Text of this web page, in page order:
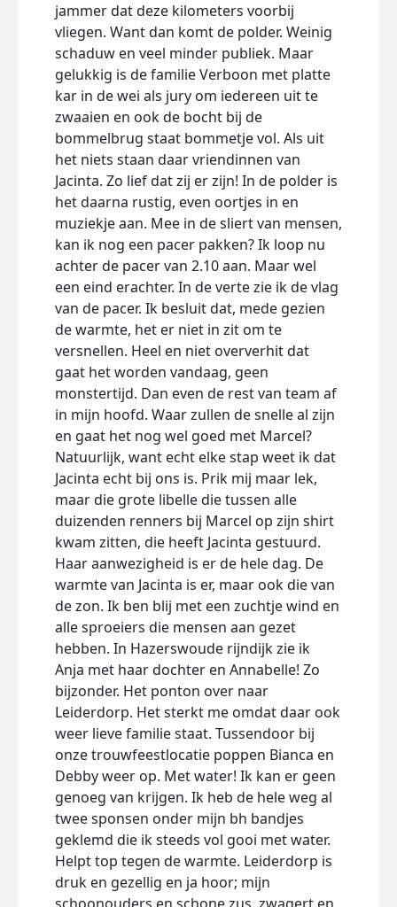
jammer dat deze kilometers voorbij
vliegen. Want dan komt de polder. Weinig
schaduw en veel minder publiek. Maar
gelukkig is de familie Verboon met platte
kar in de wei als jury om iedereen uit te
zwaaien en ook de bocht bij de
bommelbrug staat bommetje vol. Als uit
het niets staan daar vriendinnen van
Jacinta. Zo lief dat zij er zijn! In de polder is
het daarna rustig, even oortjes in en
muziekje aan. Mee in de sliert van mensen,
kan ik nog een pacer pakken? Ik loop nu
achter de pacer van 2.10 aan. Maar wel
een eind erachter. In de verte zie ik de vlag
van de pacer. Ik besluit dat, mede gezien
de warmte, het er niet in zit om te
versnellen. Heel en niet oververhit dat
gaat het worden vandaag, geen
monstertijd. Dan even de rest van team af
in mijn hoofd. Waar zullen de snelle al zijn
en gaat het nog wel goed met Marcel?
Natuurlijk, want echt elke stap weet ik dat
Jacinta echt bij ons is. Prik mij maar lek,
maar die grote libelle die tussen alle
duizenden renners bij Marcel op zijn shirt
kwam zitten, die heeft Jacinta gestuurd.
Haar aanwezigheid is er de hele dag. De
warmte van Jacinta is er, maar ook die van
de zon. Ik ben blij met een zuchtje wind en
alle sproeiers die mensen aan gezet
hebben. In Hazerswoude rijndijk zie ik
Anja met haar dochter en Annabelle! Zo
bijzonder. Het ponton over naar
Leiderdorp. Het sterkt me omdat daar ook
weer lieve familie staat. Tussendoor bij
onze trouwfeestlocatie poppen Bianca en
Debby weer op. Met water! Ik kan er geen
genoeg van krijgen. Ik heb de hele weg al
twee sponsen onder mijn bh bandjes
geklemd die ik steeds vol gooi met water.
Helpt top tegen de warmte. Leiderdorp is
druk en gezellig en ja hoor; mijn